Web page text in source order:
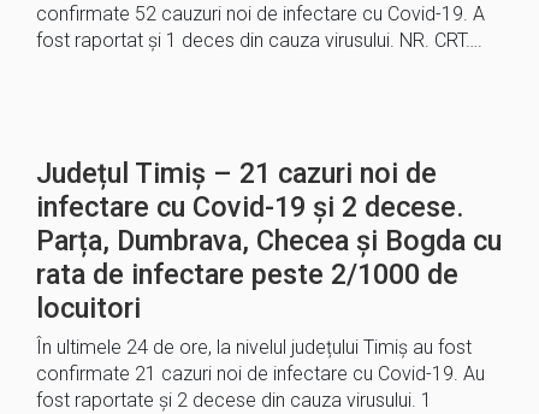
confirmate 52 cauzuri noi de infectare cu Covid-19. A
fost raportat și 1 deces din cauza virusului. NR. CRT….
Județul Timiș – 21 cazuri noi de
infectare cu Covid-19 și 2 decese.
Parța, Dumbrava, Checea și Bogda cu
rata de infectare peste 2/1000 de
locuitori
În ultimele 24 de ore, la nivelul județului Timiș au fost
confirmate 21 cazuri noi de infectare cu Covid-19. Au
fost raportate și 2 decese din cauza virusului. 1